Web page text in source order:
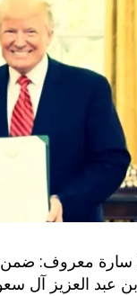
سارة معروف:
عبد العزيز آل